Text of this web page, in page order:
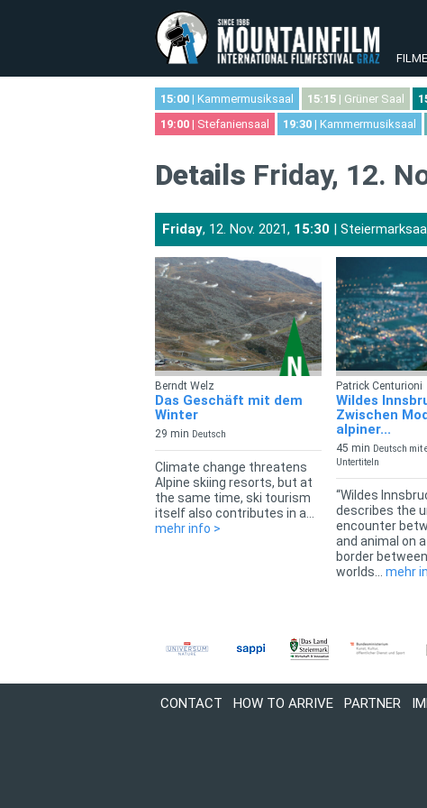
15:00 | Kammermusiksaal 15:15 | Grüner Saal
19:00 | Stefaniensaal 19:30 | Kammermusiksaal
Details Friday, 12.
Friday, 12. Nov. 2021, 15:30 |
Berndt Welz
Das Geschäft mit dem
Winter
29 min Deutsch
Climate change threatens
Alpine skiing resorts, but at
the same time, ski tourism
itself also contributes in a...
mehr info >
Patrick Centurioni
Wildes
Zwischen
alpiner...
45 min Deutsch mit
Untertiteln
“Wildes
describes the
encounter
and animal on
border
worlds... mehr
CONTACT HOW TO ARRIVE PARTNER